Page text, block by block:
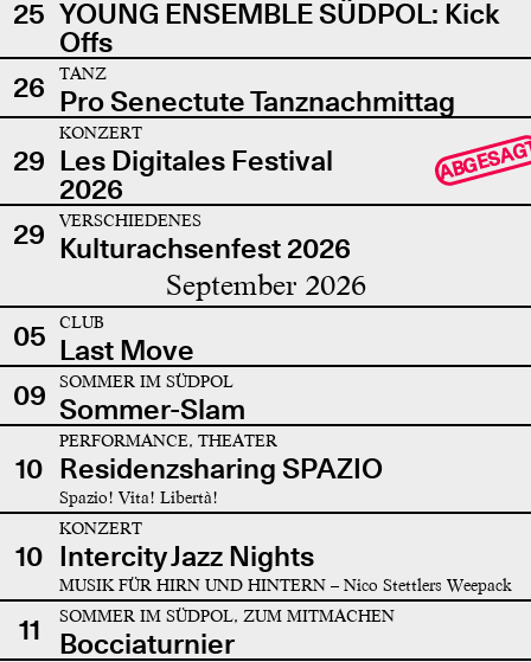
25 YOUNG ENSEMBLE SÜDPOL: Kick
Offs
26
TANZ
Pro Senectute Tanznachmittag
29
KONZERT
Les Digitales Festival
2026
29 VERSCHIEDENES
Kulturachsenfest 2026
September 2026
05 CLUB
Last Move
09
SOMMER IM SÜDPOL
Sommer-Slam
10
PERFORMANCE, THEATER
Residenzsharing SPAZIO
Spazio! Vita! Libertà!
10
KONZERT
Intercity Jazz Nights
MUSIK FÜR HIRN UND HINTERN – Nico Stettlers Weepack
11 SOMMER IM SÜDPOL, ZUM MITMACHEN
Bocciaturnier